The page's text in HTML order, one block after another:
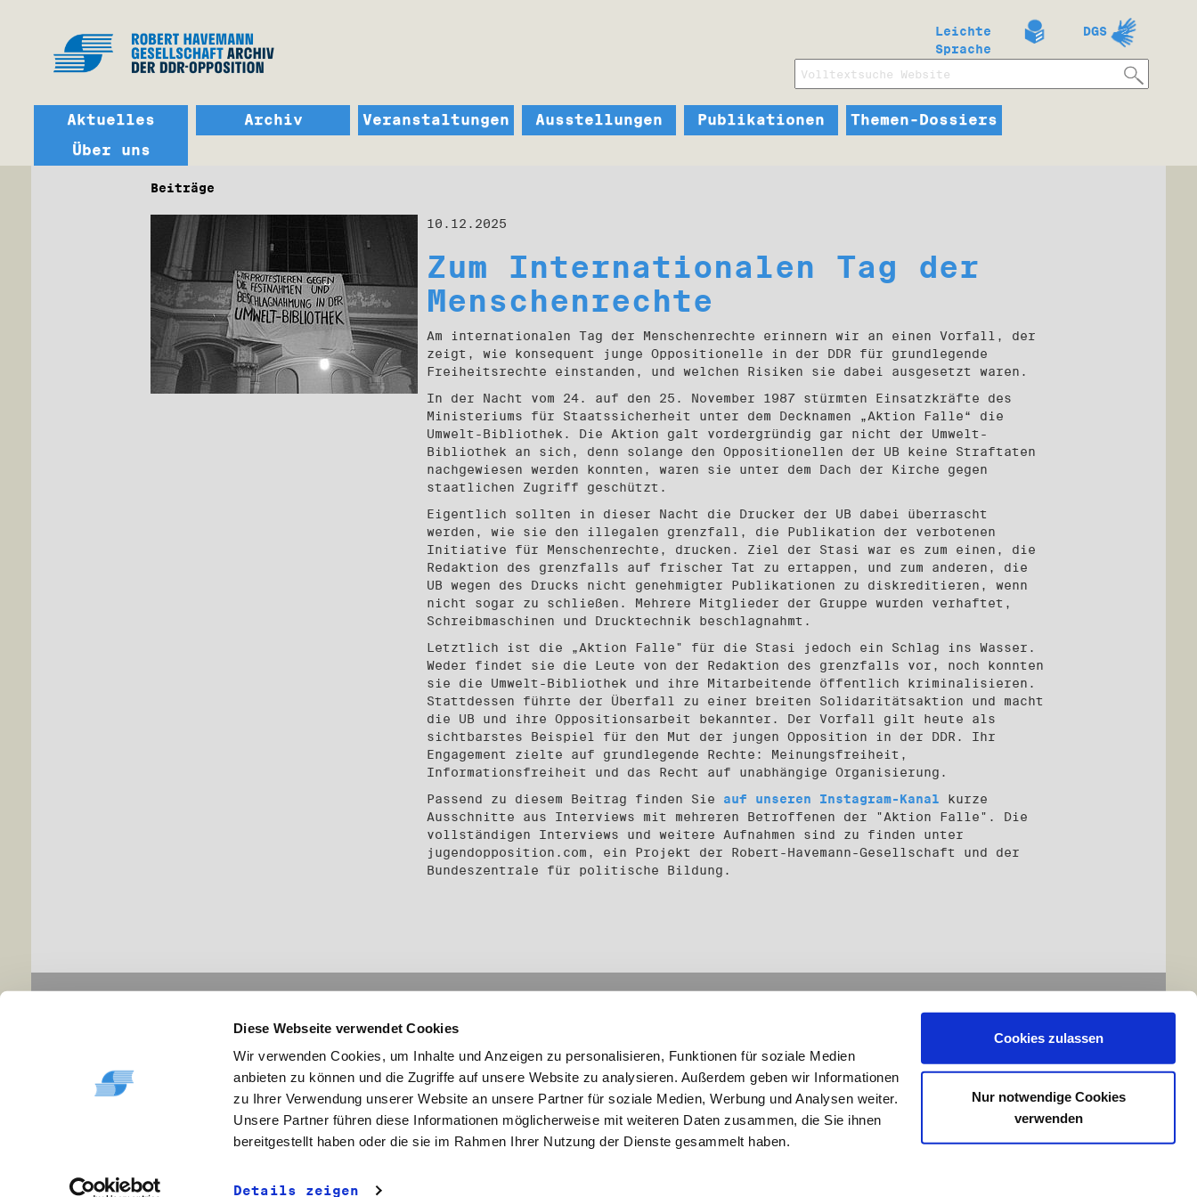
Diese Webseite verwendet Cookies
Wir verwenden Cookies, um Inhalte und Anzeigen zu personalisieren, Funktionen für soziale Medien
anbieten zu können und die Zugriffe auf unsere Website zu analysieren. Außerdem geben wir Informationen
zu Ihrer Verwendung unserer Website an unsere Partner für soziale Medien, Werbung und Analysen weiter.
Unsere Partner führen diese Informationen möglicherweise mit weiteren Daten zusammen, die Sie ihnen
bereitgestellt haben oder die sie im Rahmen Ihrer Nutzung der Dienste gesammelt haben.
Details zeigen
Cookies zulassen
Nur notwendige Cookies
verwenden
Leichte
Sprache
DGS
Aktuelles Archiv Veranstaltungen Ausstellungen Publikationen
Themen-Dossiers
Über uns
Beiträge
10.12.2025
Zum Internationalen Tag der
Menschenrechte
Am internationalen Tag der Menschenrechte erinnern wir an einen Vorfall, der
zeigt, wie konsequent junge Oppositionelle in der DDR für grundlegende
Freiheitsrechte einstanden, und welchen Risiken sie dabei ausgesetzt waren.
In der Nacht vom 24. auf den 25. November 1987 stürmten Einsatzkräfte des
Ministeriums für Staatssicherheit unter dem Decknamen „Aktion Falle“ die
Umwelt-Bibliothek. Die Aktion galt vordergründig gar nicht der Umwelt-
Bibliothek an sich, denn solange den Oppositionellen der UB keine Straftaten
nachgewiesen werden konnten, waren sie unter dem Dach der Kirche gegen
staatlichen Zugriff geschützt.
Eigentlich sollten in dieser Nacht die Drucker der UB dabei überrascht
werden, wie sie den illegalen grenzfall, die Publikation der verbotenen
Initiative für Menschenrechte, drucken. Ziel der Stasi war es zum einen, die
Redaktion des grenzfalls auf frischer Tat zu ertappen, und zum anderen, die
UB wegen des Drucks nicht genehmigter Publikationen zu diskreditieren, wenn
nicht sogar zu schließen. Mehrere Mitglieder der Gruppe wurden verhaftet,
Schreibmaschinen und Drucktechnik beschlagnahmt.
Letztlich ist die „Aktion Falle" für die Stasi jedoch ein Schlag ins Wasser.
Weder findet sie die Leute von der Redaktion des grenzfalls vor, noch konnten
sie die Umwelt-Bibliothek und ihre Mitarbeitende öffentlich kriminalisieren.
Stattdessen führte der Überfall zu einer breiten Solidaritätsaktion und macht
die UB und ihre Oppositionsarbeit bekannter. Der Vorfall gilt heute als
sichtbarstes Beispiel für den Mut der jungen Opposition in der DDR. Ihr
Engagement zielte auf grundlegende Rechte: Meinungsfreiheit,
Informationsfreiheit und das Recht auf unabhängige Organisierung.
Passend zu diesem Beitrag finden Sie auf unseren Instagram-Kanal kurze
Ausschnitte aus Interviews mit mehreren Betroffenen der "Aktion Falle". Die
vollständigen Interviews und weitere Aufnahmen sind zu finden unter
jugendopposition.com, ein Projekt der Robert-Havemann-Gesellschaft und der
Bundeszentrale für politische Bildung.
Veranstaltungen
Ausstellungen
Impressum
Disclaimer
Datenschutz
Sitemap
Leichte Sprache
DGS